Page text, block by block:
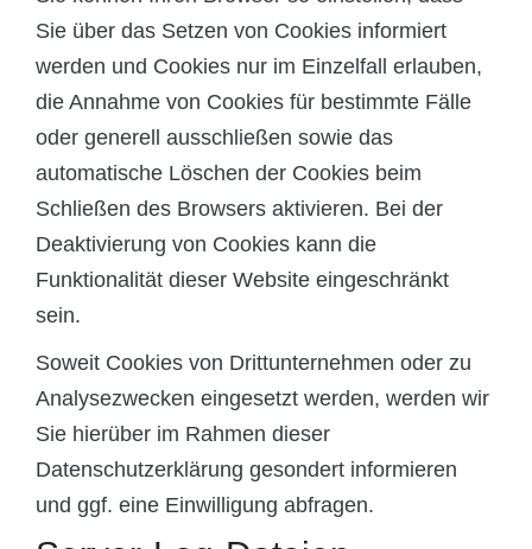
Sie über das Setzen von Cookies informiert
werden und Cookies nur im Einzelfall erlauben,
die Annahme von Cookies für bestimmte Fälle
oder generell ausschließen sowie das
automatische Löschen der Cookies beim
Schließen des Browsers aktivieren. Bei der
Deaktivierung von Cookies kann die
Funktionalität dieser Website eingeschränkt
sein.
Soweit Cookies von Drittunternehmen oder zu
Analysezwecken eingesetzt werden, werden wir
Sie hierüber im Rahmen dieser
Datenschutzerklärung gesondert informieren
und ggf. eine Einwilligung abfragen.